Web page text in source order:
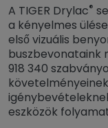
A TIGER Drylac®
a kényelmes
első vizuális
buszbevonataink
918 340
eszközök